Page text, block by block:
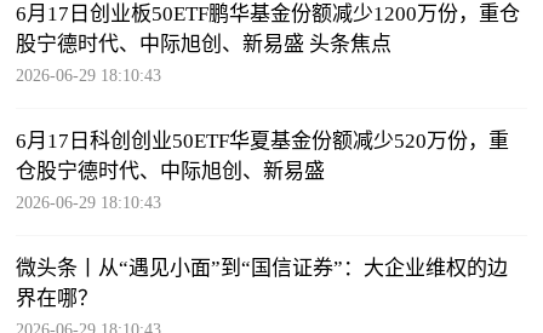
6月17日创业板50ETF鹏华基金份额减少1200万份，重仓
股宁德时代、中际旭创、新易盛 头条焦点
2026-06-29 18:10:43
6月17日科创创业50ETF华夏基金份额减少520万份，重
仓股宁德时代、中际旭创、新易盛
2026-06-29 18:10:43
微头条丨从“遇见小面”到“国信证券”：大企业维权的边
界在哪？
2026-06-29 18:10:43